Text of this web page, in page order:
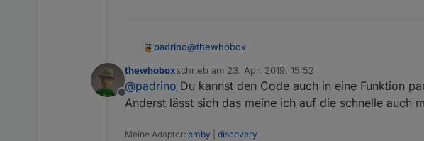
padrino@thewhobox
Geht um den Zusatz ", erste Ausführung sofort".
Das "Problem" im Moment, will man ein Intervall,
man den Code aus dem Intervall noch einmal davor
Offline
thewhoboxschrieb am 23. Apr. 2019, 15:52
zuletzt editiert von
@padrino Du kannst den Code auch in eine Funktion
Anderst lässt sich das meine ich auf die schnelle auch
Meine Adapter: emby
discovery